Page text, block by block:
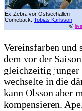
Ex-Zebra vor Ostseehallen-
Comeback: Tobias Karlsson
©
Vereinsfarben und
dem vor der
gleichzeitig junger
wechselte in die
kann Olsson aber
kompensieren.